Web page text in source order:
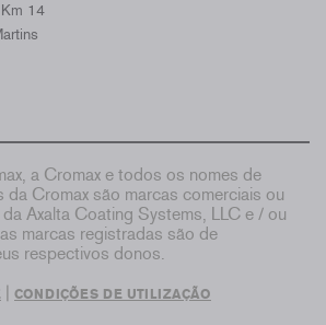
14
a Cromax e todos os nomes de
Cromax são marcas comerciais ou
Axalta Coating Systems, LLC e / ou
marcas registradas são de
respectivos donos.
CONDIÇÕES DE UTILIZAÇÃO